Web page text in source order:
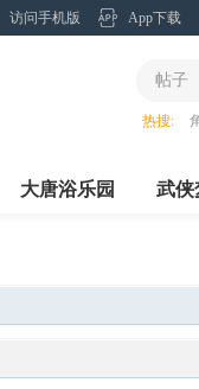
访问手机版 App下载
帖子
热搜:
大唐浴乐园 武侠